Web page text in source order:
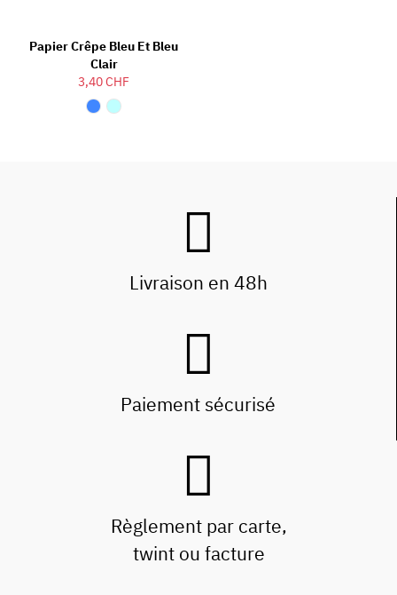
Papier Crêpe Bleu Et Bleu
Clair
3,40 CHF
Livraison en 48h
Paiement sécurisé
Règlement par carte,
twint ou facture